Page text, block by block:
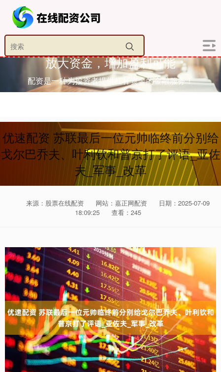
放大资金，增加盈利可能
配资是一种为投资者提供杠杆资金的金融服务！
优速配资 苏联最后一位元帅临终前分别给
戈尔巴乔夫、叶利钦和普京打了评语_亚佐
夫_军事_改革
来源：股票在线配资 网站：嘉正网配资
日期：2025-07-09
18:09:25
查看：245